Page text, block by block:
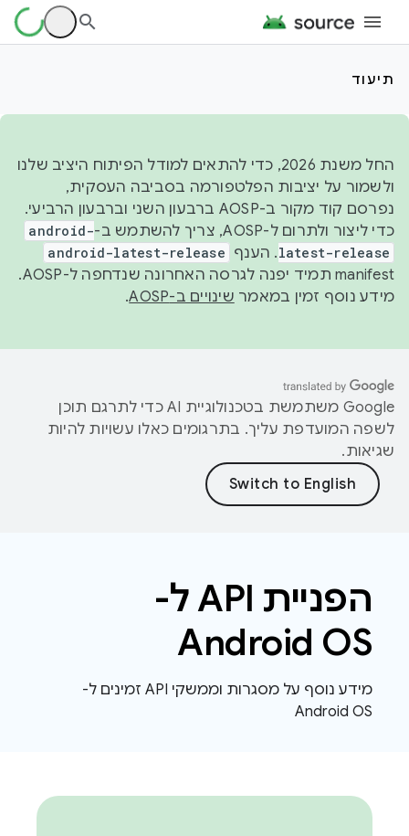
תיעוד
החל משנת 2026, כדי להתאים למודל הפיתוח היציב שלנו
ולשמור על יציבות הפלטפורמה בסביבה העסקית,
נפרסם קוד מקור ב-AOSP ברבעון השני וברבעון הרביעי.
כדי ליצור ולתרום ל-AOSP, צריך להשתמש ב-
android-
latest-release. הענף android-latest-release
manifest תמיד יפנה לגרסה האחרונה שנדחפה ל-AOSP.
מידע נוסף זמין במאמר שינויים ב-AOSP .
‫Google משתמשת בטכנולוגיית AI כדי לתרגם תוכן
לשפה המועדפת עליך. בתרגומים כאלו עשויות להיות
שגיאות.
הפניית API ל-
Android OS
מידע נוסף על מסגרות וממשקי API זמינים ל-
Android OS